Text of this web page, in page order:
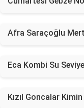
Afra Saraçoğlu Mert
Eca Kombi Su
Kızıl Goncalar